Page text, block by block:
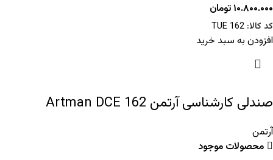
۱۰.۸۰۰.۰۰۰تومان
کد کالا: TUE 162
افزودن به سبد خرید
صندلی کارشناسی آرتمن Artman DCE 162
آرتمن
محصولات موجود